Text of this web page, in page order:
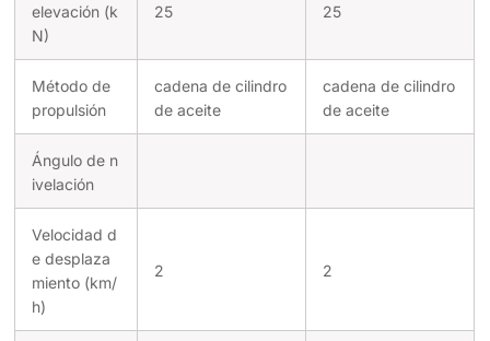
elevación (k
N)
25 25
Método de
propulsión
cadena de cilindro
de aceite
cadena de cilindro
de aceite
Ángulo de n
ivelación
Velocidad d
e desplaza
miento (km/
h)
2 2